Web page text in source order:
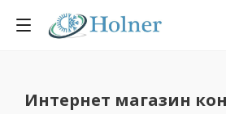
Интернет магазин